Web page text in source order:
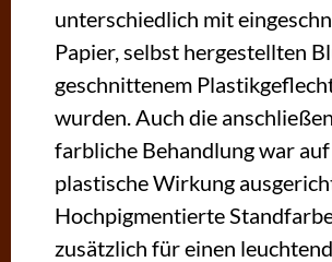
unterschiedlich mit
Papier, selbst hergestellten
geschnittenem
wurden. Auch die
farbliche Behandlung war
plastische Wirkung
Hochpigmentierte
zusätzlich für einen